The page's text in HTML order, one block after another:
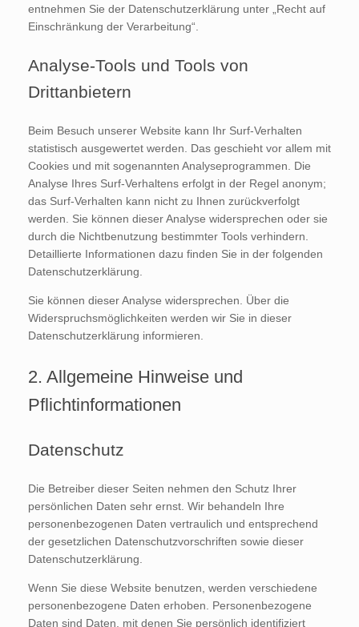
entnehmen Sie der Datenschutzerklärung unter „Recht auf
Einschränkung der Verarbeitung“.
Analyse-Tools und Tools von
Drittanbietern
Beim Besuch unserer Website kann Ihr Surf-Verhalten
statistisch ausgewertet werden. Das geschieht vor allem mit
Cookies und mit sogenannten Analyseprogrammen. Die
Analyse Ihres Surf-Verhaltens erfolgt in der Regel anonym;
das Surf-Verhalten kann nicht zu Ihnen zurückverfolgt
werden. Sie können dieser Analyse widersprechen oder sie
durch die Nichtbenutzung bestimmter Tools verhindern.
Detaillierte Informationen dazu finden Sie in der folgenden
Datenschutzerklärung.
Sie können dieser Analyse widersprechen. Über die
Widerspruchsmöglichkeiten werden wir Sie in dieser
Datenschutzerklärung informieren.
2. Allgemeine Hinweise und
Pflichtinformationen
Datenschutz
Die Betreiber dieser Seiten nehmen den Schutz Ihrer
persönlichen Daten sehr ernst. Wir behandeln Ihre
personenbezogenen Daten vertraulich und entsprechend
der gesetzlichen Datenschutzvorschriften sowie dieser
Datenschutzerklärung.
Wenn Sie diese Website benutzen, werden verschiedene
personenbezogene Daten erhoben. Personenbezogene
Daten sind Daten, mit denen Sie persönlich identifiziert